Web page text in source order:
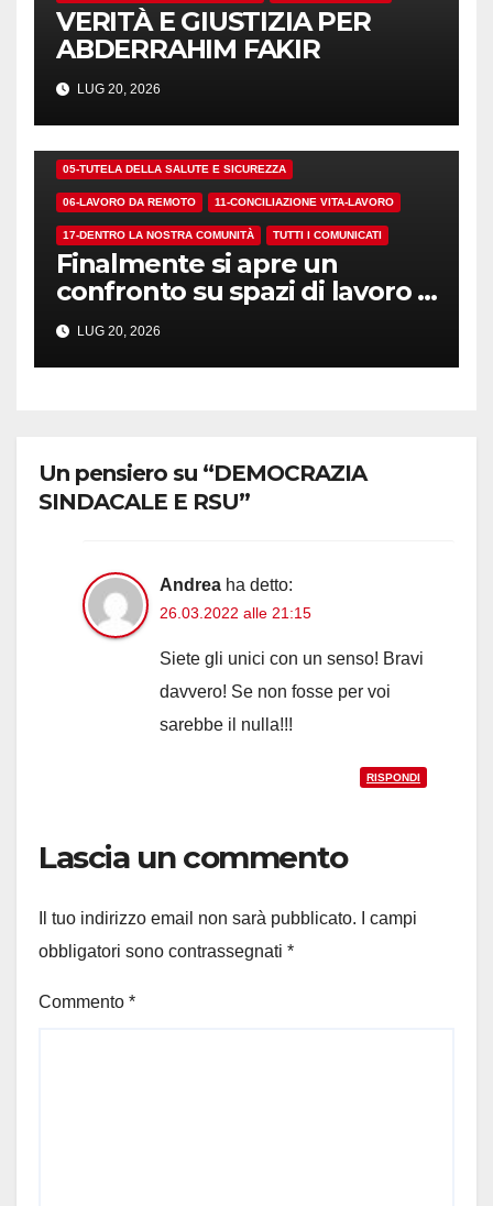
VERITÀ E GIUSTIZIA PER
ABDERRAHIM FAKIR
LUG 20, 2026
05-TUTELA DELLA SALUTE E SICUREZZA
06-LAVORO DA REMOTO 11-CONCILIAZIONE VITA-LAVORO
17-DENTRO LA NOSTRA COMUNITÀ TUTTI I COMUNICATI
Finalmente si apre un
confronto su spazi di lavoro e
dotazioni
LUG 20, 2026
Un pensiero su “DEMOCRAZIA
SINDACALE E RSU”
Andrea ha detto:
26.03.2022 alle 21:15
Siete gli unici con un senso! Bravi
davvero! Se non fosse per voi
sarebbe il nulla!!!
RISPONDI
Lascia un commento
Il tuo indirizzo email non sarà pubblicato.
I campi
obbligatori sono contrassegnati *
Commento *